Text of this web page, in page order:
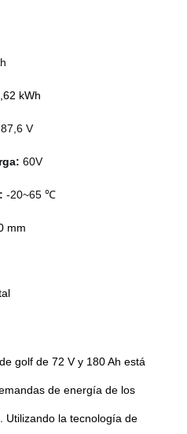
kWh
87,6 V
60V
: -20~65 ℃
mm
golf de 72 V y 180 Ah está
de energía de los
Utilizando la tecnología de